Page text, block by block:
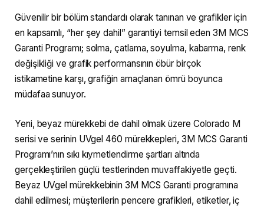
Güvenilir bir bölüm standardı olarak tanınan ve grafikler için
en kapsamlı, “her şey dahil” garantiyi temsil eden 3M MCS
Garanti Programı; solma, çatlama, soyulma, kabarma, renk
değişikliği ve grafik performansının öbür birçok
istikametine karşı, grafiğin amaçlanan ömrü boyunca
müdafaa sunuyor.
Yeni, beyaz mürekkebi de dahil olmak üzere Colorado M
serisi ve serinin UVgel 460 mürekkepleri, 3M MCS Garanti
Programı’nın sıkı kıymetlendirme şartları altında
gerçekleştirilen güçlü testlerinden muvaffakiyetle geçti.
Beyaz UVgel mürekkebinin 3M MCS Garanti programına
dahil edilmesi; müşterilerin pencere grafikleri, etiketler, iç